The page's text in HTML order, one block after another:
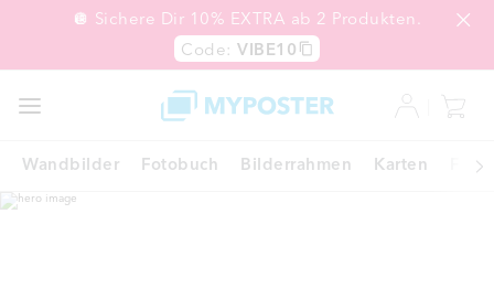
🪩 Sichere Dir 10% EXTRA ab 2 Produkten.
Code: VIBE10
SALE
EXPRESS
Wandbilder Fotobuch Bilderrahmen Karten